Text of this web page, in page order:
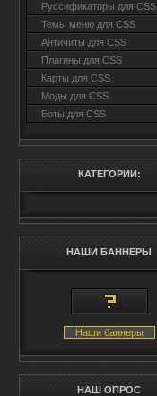
Руссификаторы для CSS
Темы меню для CSS
Античиты для CSS
Плагины для CSS
Карты для CSS
Моды для CSS
Боты для CSS
КАТЕГОРИИ:
НАШИ БАННЕРЫ
Наши баннеры
НАШ ОПРОС